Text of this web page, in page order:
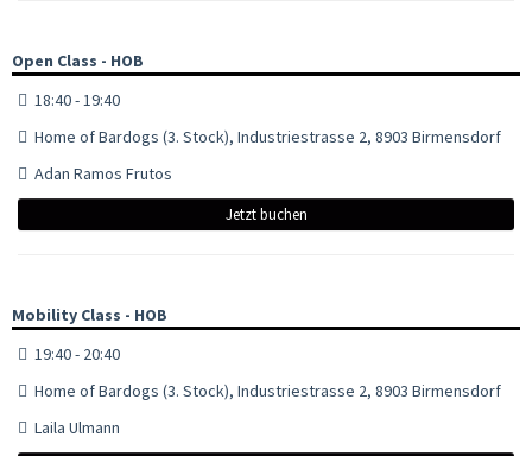
Open Class - HOB
18:40 - 19:40
Home of Bardogs (3. Stock), Industriestrasse 2, 8903 Birmensdorf
Adan Ramos Frutos
Jetzt buchen
Mobility Class - HOB
19:40 - 20:40
Home of Bardogs (3. Stock), Industriestrasse 2, 8903 Birmensdorf
Laila Ulmann